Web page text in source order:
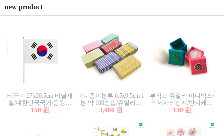
new product
태극기 27x20.5cm 비닐재
질/대한민국국기/응원깃
발/행사깃발
150 원
미니종이봉투 6.5x9.5cm 1
봉 약 100장입/쥬얼리봉
투/증명사진봉투/악세사
3,000 원
부직포 쥬얼리 미니박스/
악세사리상자/반지케이
스/반지상자/귀걸이상자/
130 원